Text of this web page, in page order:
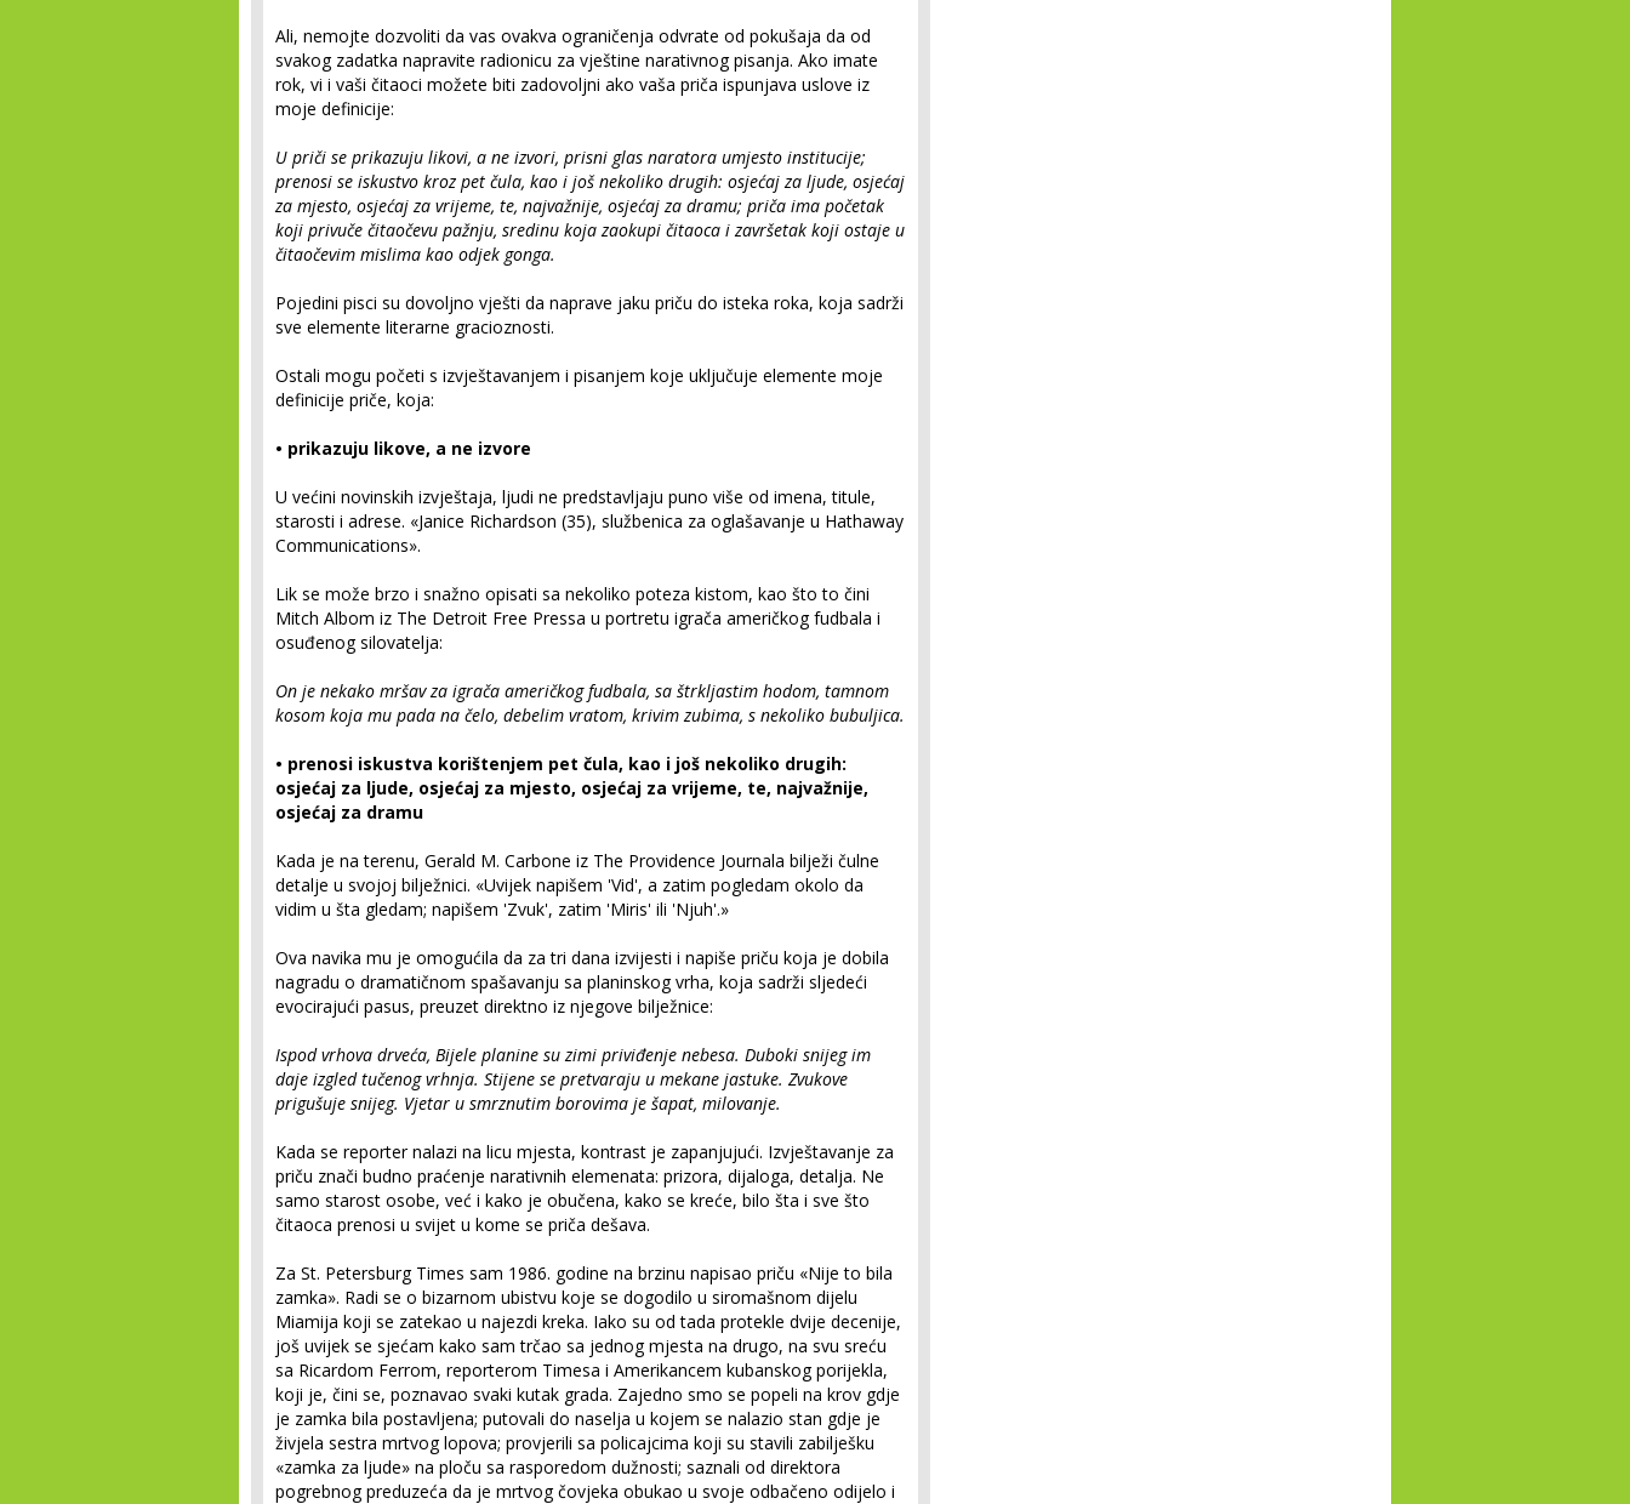
Ali, nemojte dozvoliti da vas ovakva ograničenja odvrate od pokušaja da od
svakog zadatka napravite radionicu za vještine narativnog pisanja. Ako imate
rok, vi i vaši čitaoci možete biti zadovoljni ako vaša priča ispunjava uslove iz
moje definicije:
U priči se prikazuju likovi, a ne izvori, prisni glas naratora umjesto institucije;
prenosi se iskustvo kroz pet čula, kao i još nekoliko drugih: osjećaj za ljude, osjećaj
za mjesto, osjećaj za vrijeme, te, najvažnije, osjećaj za dramu; priča ima početak
koji privuče čitaočevu pažnju, sredinu koja zaokupi čitaoca i završetak koji ostaje u
čitaočevim mislima kao odjek gonga.
Pojedini pisci su dovoljno vješti da naprave jaku priču do isteka roka, koja sadrži
sve elemente literarne gracioznosti.
Ostali mogu početi s izvještavanjem i pisanjem koje uključuje elemente moje
definicije priče, koja:
• prikazuju likove, a ne izvore
U većini novinskih izvještaja, ljudi ne predstavljaju puno više od imena, titule,
starosti i adrese. «Janice Richardson (35), službenica za oglašavanje u Hathaway
Communications».
Lik se može brzo i snažno opisati sa nekoliko poteza kistom, kao što to čini
Mitch Albom iz The Detroit Free Pressa u portretu igrača američkog fudbala i
osuđenog silovatelja:
On je nekako mršav za igrača američkog fudbala, sa štrkljastim hodom, tamnom
kosom koja mu pada na čelo, debelim vratom, krivim zubima, s nekoliko bubuljica.
• prenosi iskustva korištenjem pet čula, kao i još nekoliko drugih:
osjećaj za ljude, osjećaj za mjesto, osjećaj za vrijeme, te, najvažnije,
osjećaj za dramu
Kada je na terenu, Gerald M. Carbone iz The Providence Journala bilježi čulne
detalje u svojoj bilježnici. «Uvijek napišem 'Vid', a zatim pogledam okolo da
vidim u šta gledam; napišem 'Zvuk', zatim 'Miris' ili 'Njuh'.»
Ova navika mu je omogućila da za tri dana izvijesti i napiše priču koja je dobila
nagradu o dramatičnom spašavanju sa planinskog vrha, koja sadrži sljedeći
evocirajući pasus, preuzet direktno iz njegove bilježnice:
Ispod vrhova drveća, Bijele planine su zimi priviđenje nebesa. Duboki snijeg im
daje izgled tučenog vrhnja. Stijene se pretvaraju u mekane jastuke. Zvukove
prigušuje snijeg. Vjetar u smrznutim borovima je šapat, milovanje.
Kada se reporter nalazi na licu mjesta, kontrast je zapanjujući. Izvještavanje za
priču znači budno praćenje narativnih elemenata: prizora, dijaloga, detalja. Ne
samo starost osobe, već i kako je obučena, kako se kreće, bilo šta i sve što
čitaoca prenosi u svijet u kome se priča dešava.
Za St. Petersburg Times sam 1986. godine na brzinu napisao priču «Nije to bila
zamka». Radi se o bizarnom ubistvu koje se dogodilo u siromašnom dijelu
Miamija koji se zatekao u najezdi kreka. Iako su od tada protekle dvije decenije,
još uvijek se sjećam kako sam trčao sa jednog mjesta na drugo, na svu sreću
sa Ricardom Ferrom, reporterom Timesa i Amerikancem kubanskog porijekla,
koji je, čini se, poznavao svaki kutak grada. Zajedno smo se popeli na krov gdje
je zamka bila postavljena; putovali do naselja u kojem se nalazio stan gdje je
živjela sestra mrtvog lopova; provjerili sa policajcima koji su stavili zabilješku
«zamka za ljude» na ploču sa rasporedom dužnosti; saznali od direktora
pogrebnog preduzeća da je mrtvog čovjeka obukao u svoje odbačeno odijelo i